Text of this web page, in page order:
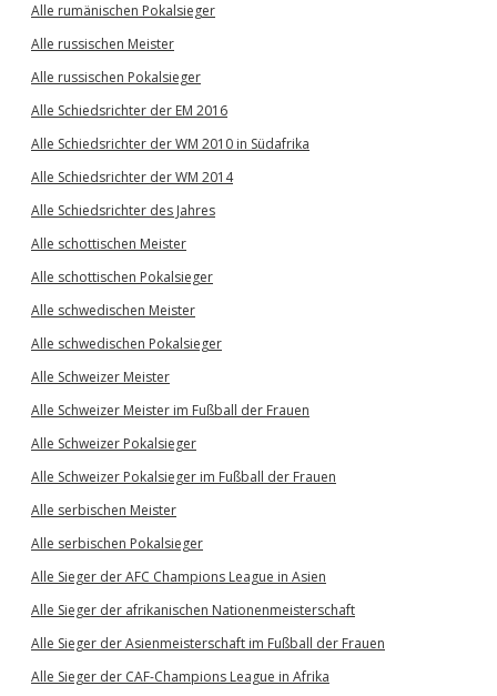
Alle rumänischen Pokalsieger
Alle russischen Meister
Alle russischen Pokalsieger
Alle Schiedsrichter der EM 2016
Alle Schiedsrichter der WM 2010 in Südafrika
Alle Schiedsrichter der WM 2014
Alle Schiedsrichter des Jahres
Alle schottischen Meister
Alle schottischen Pokalsieger
Alle schwedischen Meister
Alle schwedischen Pokalsieger
Alle Schweizer Meister
Alle Schweizer Meister im Fußball der Frauen
Alle Schweizer Pokalsieger
Alle Schweizer Pokalsieger im Fußball der Frauen
Alle serbischen Meister
Alle serbischen Pokalsieger
Alle Sieger der AFC Champions League in Asien
Alle Sieger der afrikanischen Nationenmeisterschaft
Alle Sieger der Asienmeisterschaft im Fußball der Frauen
Alle Sieger der CAF-Champions League in Afrika